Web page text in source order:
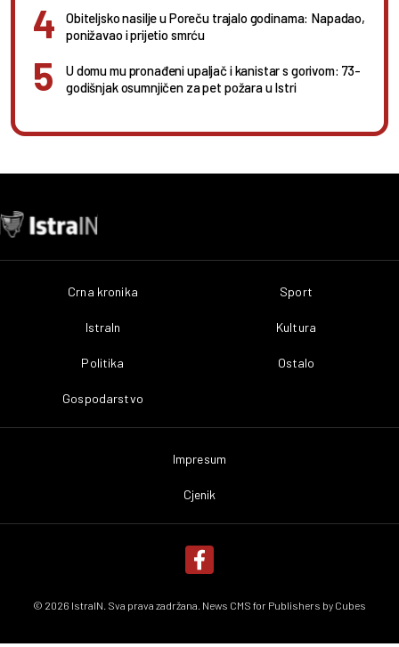
Obiteljsko nasilje u Poreču trajalo godinama: Napadao,
ponižavao i prijetio smrću
U domu mu pronađeni upaljač i kanistar s gorivom: 73-
godišnjak osumnjičen za pet požara u Istri
Crna kronika
IstraIn
Politika
Gospodarstvo
Sport
Kultura
Ostalo
Impresum
Cjenik
© 2026 IstraIN. Sva prava zadržana. News CMS for Publishers by Cubes